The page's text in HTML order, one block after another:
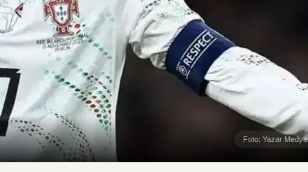
Foto: Yazar Medya